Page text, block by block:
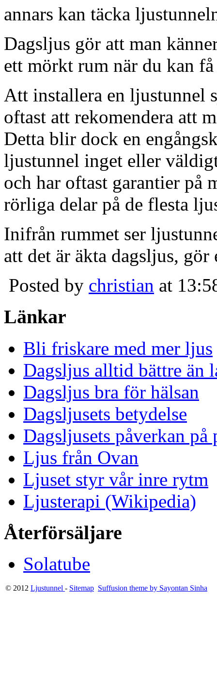
annars kan täcka
Dagsljus gör att man
ett mörkt rum när du kan
Att installera en ljustunnel
oftast att rekomendera att
Detta blir dock en
ljustunnel inget eller
och har oftast garantier på
rörliga delar på de flesta
Inifrån rummet ser
att det är äkta dagsljus,
Posted by christian at
Länkar
Bli friskare med mer ljus
Dagsljus alltid bättre än
Dagsljus bra för hälsan
Dagsljusets betydelse
Dagsljusets påverkan på
Ljus från Ovan
Ljuset styr vår inre rytm
Ljusterapi (Wikipedia)
Återförsäljare
Solatube
© 2012 Ljustunnel - Sitemap Suffusion theme by Sayontan Sinha